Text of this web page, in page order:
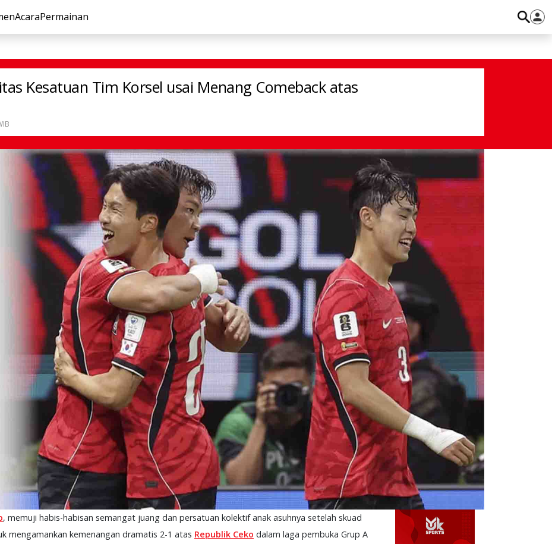
AcaraPermainan
Kesatuan Tim Korsel usai Menang Comeback atas
, memuji habis-habisan semangat juang dan persatuan kolektif anak asuhnya setelah skuad
mengamankan kemenangan dramatis 2-1 atas Republik Ceko dalam laga pembuka Grup A